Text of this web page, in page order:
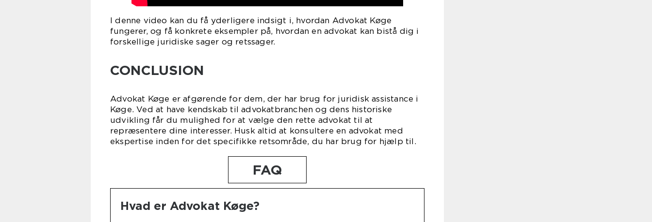
I denne video kan du få yderligere indsigt i, hvordan Advokat Køge
fungerer, og få konkrete eksempler på, hvordan en advokat kan bistå dig i
forskellige juridiske sager og retssager.
CONCLUSION
Advokat Køge er afgørende for dem, der har brug for juridisk assistance i
Køge. Ved at have kendskab til advokatbranchen og dens historiske
udvikling får du mulighed for at vælge den rette advokat til at
repræsentere dine interesser. Husk altid at konsultere en advokat med
ekspertise inden for det specifikke retsområde, du har brug for hjælp til.
FAQ
Hvad er Advokat Køge?